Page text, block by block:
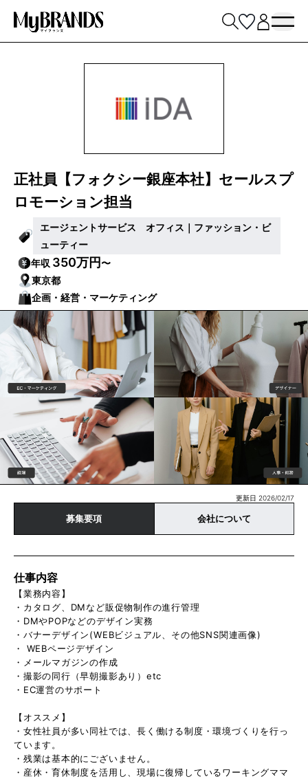
正社員【フォクシー銀座本社】セールスプ
ロモーション担当
エージェントサービス オフィス｜ファッション・ビ
ューティー
年収 350万円〜
東京都
企画・経営・マーケティング
更新日 2026/02/17
募集要項 会社について
仕事内容
【業務内容】
・カタログ、DMなど販促物制作の進行管理
・DMやPOPなどのデザイン実務
・バナーデザイン(WEBビジュアル、その他SNS関連画像)
・ WEBページデザイン
・メールマガジンの作成
・撮影の同行（早朝撮影あり）etc
・EC運営のサポート
【オススメ】
・女性社員が多い同社では、長く働ける制度・環境づくりを行っ
ています。
・残業は基本的にございません。
・産休・育休制度を活用し、現場に復帰しているワーキングママ